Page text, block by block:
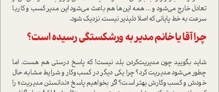
تعادل خارج می‌شود و ... همه این‌ها هم باعث می‌شود این مدیر کسب و کاربا
سرعت به خط پایانی که اصلا دلپذیر نیست، نزدیک شود.
چرا آقا یا خانم مدیر به ورشکستگی رسیده ا‌ست؟
شاید بگویید چون مدیریت‌کردن بلد نیست! که پاسخ درستی هم هست. اما
چطور می‌شود مدیریت کرد؟ چرا یکی دیگر در کسب‌وکار و شرایط مشابه، حال
خودش و کسب‌وکارش بهتر ا‌ست؟ اگر بخواهیم پاسخ «ندانستن مدیریت» را